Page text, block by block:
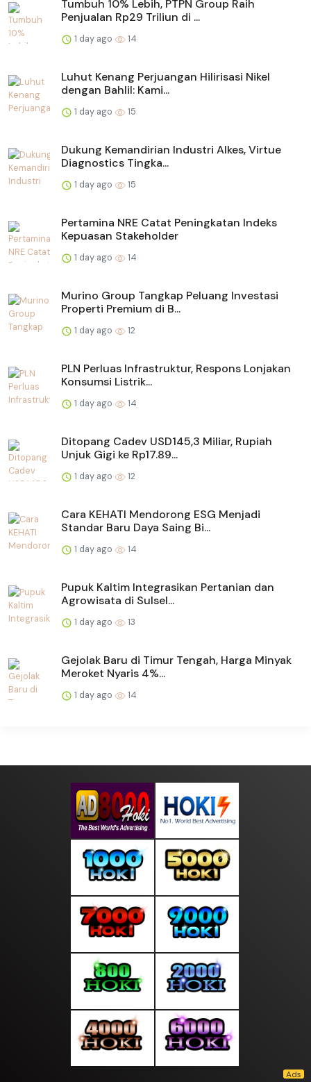
Tumbuh 10% Lebih, PTPN Group Raih
Penjualan Rp29 Triliun di ...
1 day ago 14
Luhut Kenang Perjuangan Hilirisasi Nikel
dengan Bahlil: Kami...
1 day ago 15
Dukung Kemandirian Industri Alkes, Virtue
Diagnostics Tingka...
1 day ago 15
Pertamina NRE Catat Peningkatan Indeks
Kepuasan Stakeholder
1 day ago 14
Murino Group Tangkap Peluang Investasi
Properti Premium di B...
1 day ago 12
PLN Perluas Infrastruktur, Respons Lonjakan
Konsumsi Listrik...
1 day ago 14
Ditopang Cadev USD145,3 Miliar, Rupiah
Unjuk Gigi ke Rp17.89...
1 day ago 12
Cara KEHATI Mendorong ESG Menjadi
Standar Baru Daya Saing Bi...
1 day ago 14
Pupuk Kaltim Integrasikan Pertanian dan
Agrowisata di Sulsel...
1 day ago 13
Gejolak Baru di Timur Tengah, Harga Minyak
Meroket Nyaris 4%...
1 day ago 14